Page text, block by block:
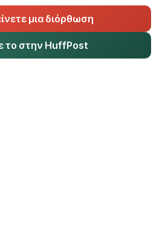
μια διόρθωση
το στην HuffPost